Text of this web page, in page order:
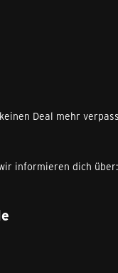
Deal mehr
informieren dich über: